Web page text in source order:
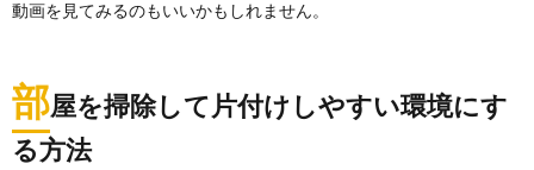
動画を見てみるのもいいかもしれません。
部屋を掃除して片付けしやすい環境にす
る方法